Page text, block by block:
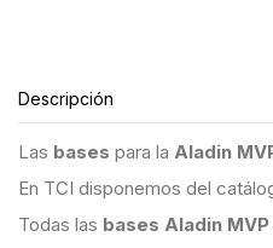
Descripción
Las bases para la Aladin
En TCI disponemos del
Todas las bases Aladin